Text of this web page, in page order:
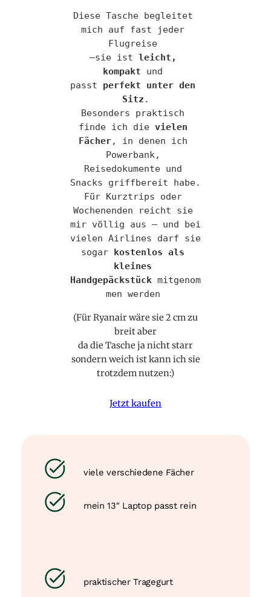
Diese Tasche begleitet
mich auf fast jeder
Flugreise
–sie ist leicht,
kompakt und
passt perfekt unter den
Sitz .
Besonders praktisch
finde ich die vielen
Fächer, in denen ich
Powerbank,
Reisedokumente und
Snacks griffbereit habe.
Für Kurztrips oder
Wochenenden reicht sie
mir völlig aus – und bei
vielen Airlines darf sie
sogar
kostenlos als
kleines
Handgepäckstück mitgenom
men werden
(Für Ryanair wäre sie 2 cm zu
breit aber
da die Tasche ja nicht starr
sondern weich ist kann ich sie
trotzdem nutzen:)
Jetzt kaufen
viele verschiedene Fächer
mein 13″ Laptop passt rein
praktischer Tragegurt